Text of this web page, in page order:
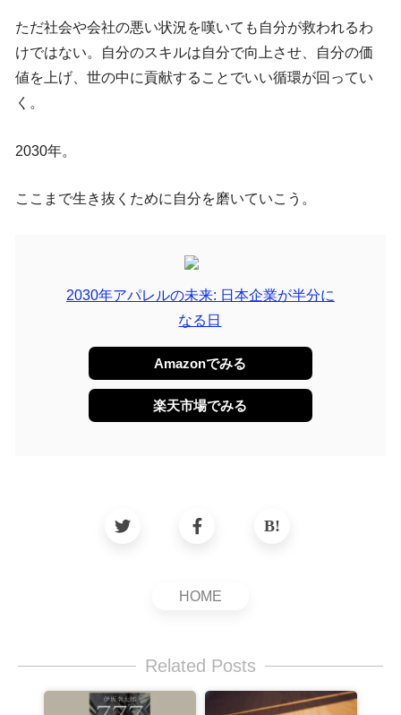
ただ社会や会社の悪い状況を嘆いても自分が救われるわ
けではない。自分のスキルは自分で向上させ、自分の価
値を上げ、世の中に貢献することでいい循環が回ってい
く。
2030年。
ここまで生き抜くために自分を磨いていこう。
2030年アパレルの未来: 日本企業が半分に
なる日
Amazonでみる
楽天市場でみる
HOME
Related Posts